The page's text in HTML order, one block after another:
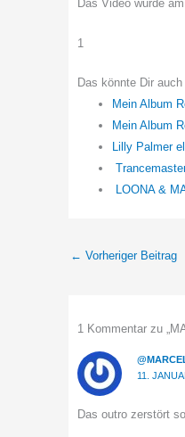
Das Video wurde
1
Das könnte Dir
Mein Album
Mein Album
Lilly Palmer
LOONA &
← Vorheriger Beitrag
1 Kommentar zu
11.
Das outro zerstört